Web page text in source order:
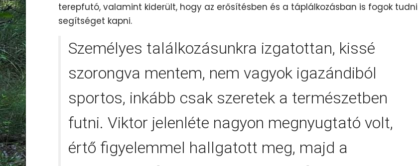
terepfutó, valamint kiderült, hogy az erősítésben és a táplálkozásban is fogok tudni
segítséget kapni.
Személyes találkozásunkra izgatottan, kissé
szorongva mentem, nem vagyok igazándiból
sportos, inkább csak szeretek a természetben
futni. Viktor jelenléte nagyon megnyugtató volt,
értő figyelemmel hallgatott meg, majd a